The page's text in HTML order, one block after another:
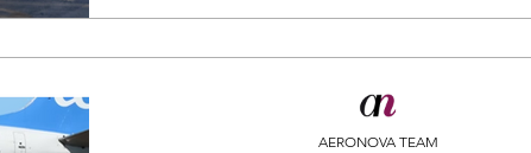
AERONOVA TEAM